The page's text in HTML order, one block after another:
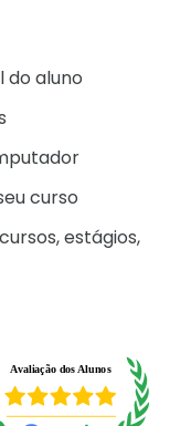
do aluno
curso
estágios,